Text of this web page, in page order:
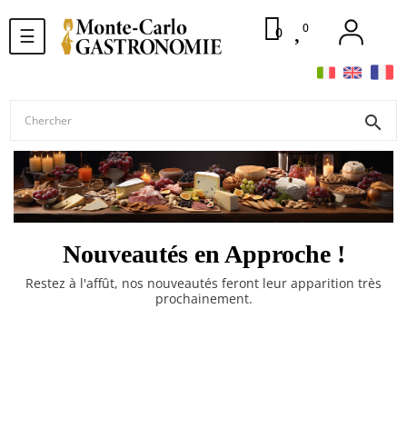
Basculer
la
☰
search
0 0
Nouveautés en Approche !
Restez à l'affût, nos nouveautés feront leur apparition très
prochainement.